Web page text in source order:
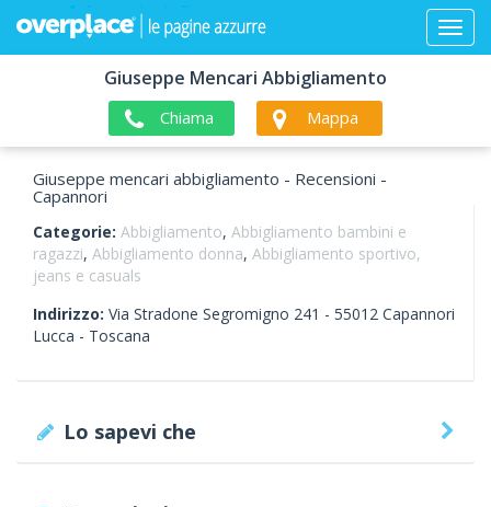
Giuseppe Mencari Abbigliamento
Chiama Mappa
Giuseppe mencari abbigliamento - Recensioni -
Capannori
Categorie: Abbigliamento, Abbigliamento bambini e
ragazzi, Abbigliamento donna, Abbigliamento sportivo,
jeans e casuals
Indirizzo: Via Stradone Segromigno 241 - 55012 Capannori
Lucca - Toscana
Lo sapevi che